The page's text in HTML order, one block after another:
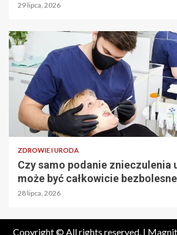
29 lipca, 2026
ZDROWIE I URODA
Czy samo podanie znieczulenia
może być całkowicie
28 lipca, 2026
Copyright © All rights reserved. |